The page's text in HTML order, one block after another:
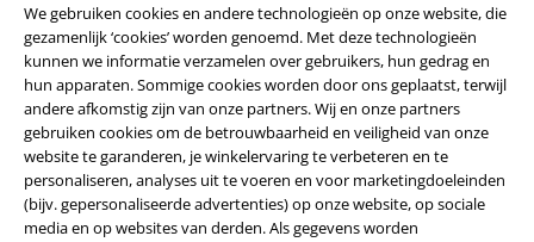
We gebruiken cookies en andere technologieën op onze website, die
gezamenlijk ‘cookies’ worden genoemd. Met deze technologieën
kunnen we informatie verzamelen over gebruikers, hun gedrag en
hun apparaten. Sommige cookies worden door ons geplaatst, terwijl
andere afkomstig zijn van onze partners. Wij en onze partners
gebruiken cookies om de betrouwbaarheid en veiligheid van onze
website te garanderen, je winkelervaring te verbeteren en te
personaliseren, analyses uit te voeren en voor marketingdoeleinden
(bijv. gepersonaliseerde advertenties) op onze website, op sociale
media en op websites van derden. Als gegevens worden